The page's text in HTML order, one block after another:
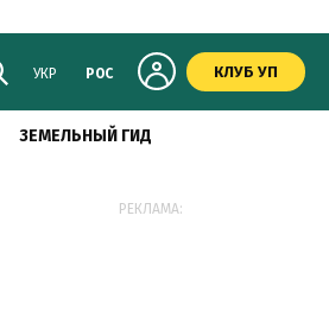
УКР РОС КЛУБ УП
ЗЕМЕЛЬНЫЙ ГИД
РЕКЛАМА: